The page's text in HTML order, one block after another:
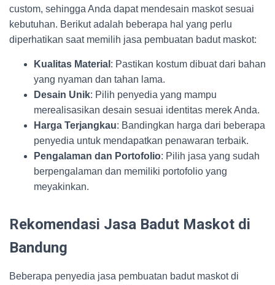
custom, sehingga Anda dapat mendesain maskot sesuai
kebutuhan. Berikut adalah beberapa hal yang perlu
diperhatikan saat memilih jasa pembuatan badut maskot:
Kualitas Material : Pastikan kostum dibuat dari bahan
yang nyaman dan tahan lama.
Desain Unik: Pilih penyedia yang mampu
merealisasikan desain sesuai identitas merek Anda.
Harga Terjangkau: Bandingkan harga dari beberapa
penyedia untuk mendapatkan penawaran terbaik.
Pengalaman dan Portofolio: Pilih jasa yang sudah
berpengalaman dan memiliki portofolio yang
meyakinkan.
Rekomendasi Jasa Badut Maskot di
Bandung
Beberapa penyedia jasa pembuatan badut maskot di